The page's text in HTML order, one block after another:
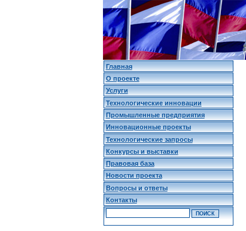
Главная
О проекте
Услуги
Технологические инновации
Промышленные предприятия
Инновационные проекты
Технологические запросы
Конкурсы и выставки
Правовая база
Новости проекта
Вопросы и ответы
Контакты